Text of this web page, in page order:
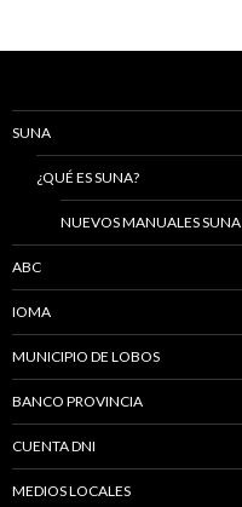
SUNA
¿QUÉ ES SUNA?
NUEVOS MANUALES SUNA
ABC
IOMA
MUNICIPIO DE LOBOS
BANCO PROVINCIA
CUENTA DNI
MEDIOS LOCALES